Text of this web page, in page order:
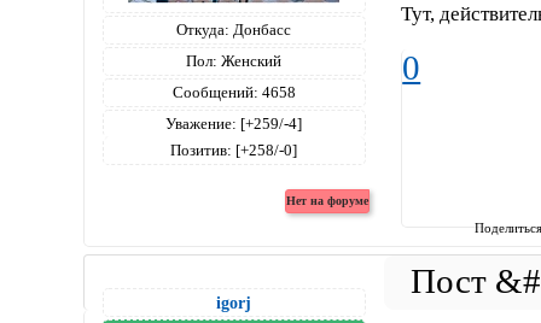
Откуда: Донбасс
Пол: Женский
Сообщений: 4658
Уважение: [+259/-4]
Позитив: [+258/-0]
Тут,
0
igorj